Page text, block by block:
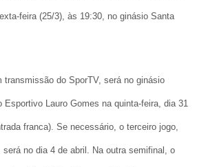
feira (25/3), às 19:30, no ginásio Santa
transmissão do SporTV, será no ginásio
Esportivo Lauro Gomes na quinta-feira, dia 31
franca). Se necessário, o terceiro jogo,
no dia 4 de abril. Na outra semifinal, o